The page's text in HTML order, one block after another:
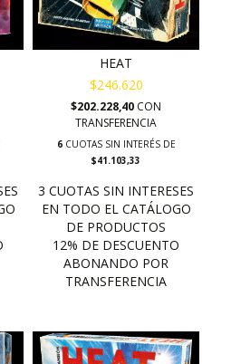
HEAT
$246.620
$202.228,40 CON
TRANSFERENCIA
6CUOTAS SIN INTERÉS DE
$41.103,33